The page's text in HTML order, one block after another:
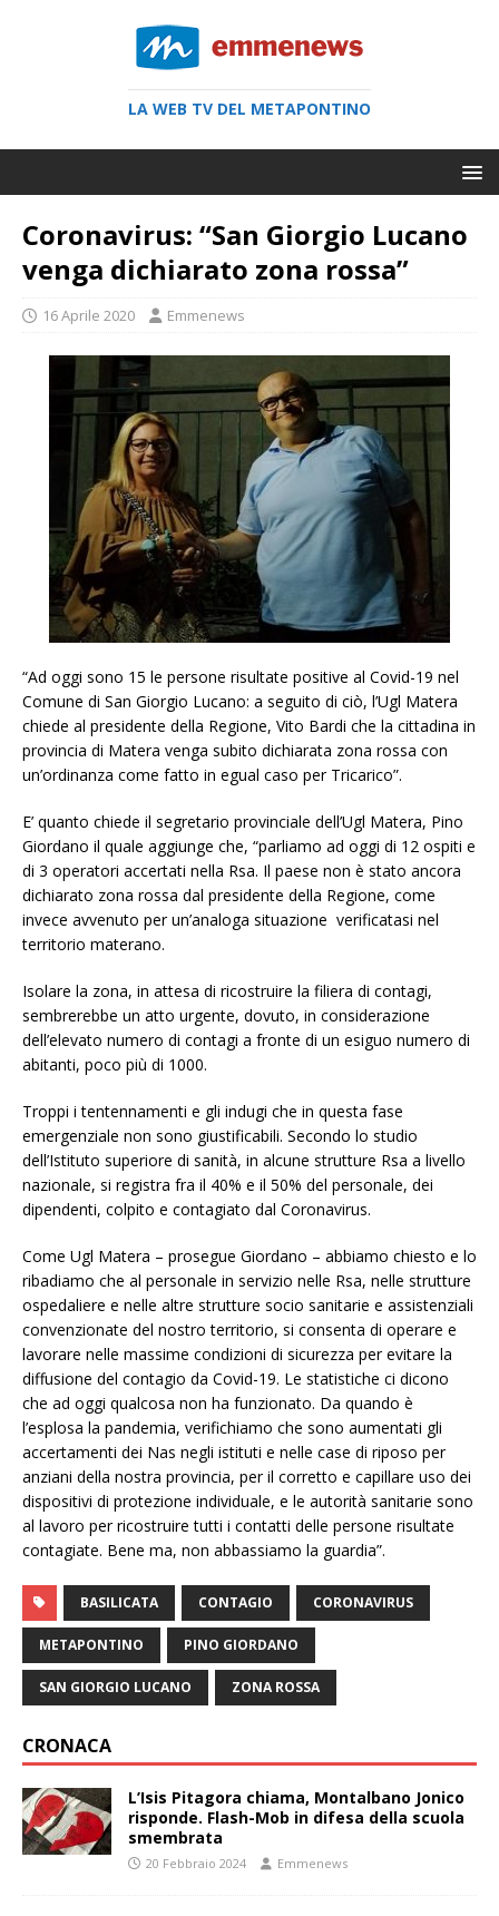
LA WEB TV DEL METAPONTINO
Coronavirus: “San Giorgio Lucano
venga dichiarato zona rossa”
16 Aprile 2020 Emmenews
“Ad oggi sono 15 le persone risultate positive al Covid-19 nel
Comune di San Giorgio Lucano: a seguito di ciò, l’Ugl Matera
chiede al presidente della Regione, Vito Bardi che la cittadina in
provincia di Matera venga subito dichiarata zona rossa con
un’ordinanza come fatto in egual caso per Tricarico”.
E’ quanto chiede il segretario provinciale dell’Ugl Matera, Pino
Giordano il quale aggiunge che, “parliamo ad oggi di 12 ospiti e
di 3 operatori accertati nella Rsa. Il paese non è stato ancora
dichiarato zona rossa dal presidente della Regione, come
invece avvenuto per un’analoga situazione verificatasi nel
territorio materano.
Isolare la zona, in attesa di ricostruire la filiera di contagi,
sembrerebbe un atto urgente, dovuto, in considerazione
dell’elevato numero di contagi a fronte di un esiguo numero di
abitanti, poco più di 1000.
Troppi i tentennamenti e gli indugi che in questa fase
emergenziale non sono giustificabili. Secondo lo studio
dell’Istituto superiore di sanità, in alcune strutture Rsa a livello
nazionale, si registra fra il 40% e il 50% del personale, dei
dipendenti, colpito e contagiato dal Coronavirus.
Come Ugl Matera – prosegue Giordano – abbiamo chiesto e lo
ribadiamo che al personale in servizio nelle Rsa, nelle strutture
ospedaliere e nelle altre strutture socio sanitarie e assistenziali
convenzionate del nostro territorio, si consenta di operare e
lavorare nelle massime condizioni di sicurezza per evitare la
diffusione del contagio da Covid-19. Le statistiche ci dicono
che ad oggi qualcosa non ha funzionato. Da quando è
l’esplosa la pandemia, verifichiamo che sono aumentati gli
accertamenti dei Nas negli istituti e nelle case di riposo per
anziani della nostra provincia, per il corretto e capillare uso dei
dispositivi di protezione individuale, e le autorità sanitarie sono
al lavoro per ricostruire tutti i contatti delle persone risultate
contagiate. Bene ma, non abbassiamo la guardia”.
BASILICATA CONTAGIO CORONAVIRUS
METAPONTINO PINO GIORDANO
SAN GIORGIO LUCANO ZONA ROSSA
CRONACA
L’Isis Pitagora chiama, Montalbano Jonico
risponde. Flash-Mob in difesa della scuola
smembrata
20 Febbraio 2024 Emmenews